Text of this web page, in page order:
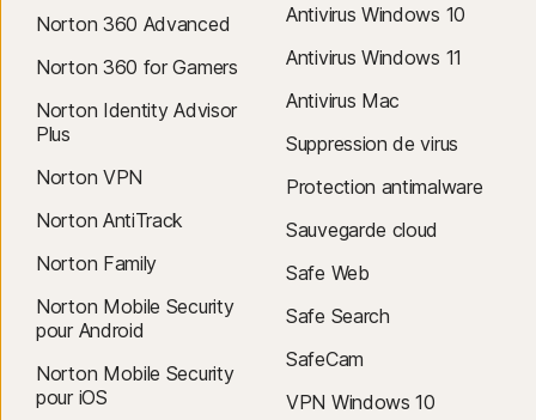
Norton 360 Advanced
Norton 360 for Gamers
Norton Identity Advisor
Plus
Norton VPN
Norton AntiTrack
Norton Family
Norton Mobile Security
pour Android
Norton Mobile Security
pour iOS
Antivirus Windows 10
Antivirus Windows 11
Antivirus Mac
Suppression de virus
Protection antimalware
Sauvegarde cloud
Safe Web
Safe Search
SafeCam
VPN Windows 10